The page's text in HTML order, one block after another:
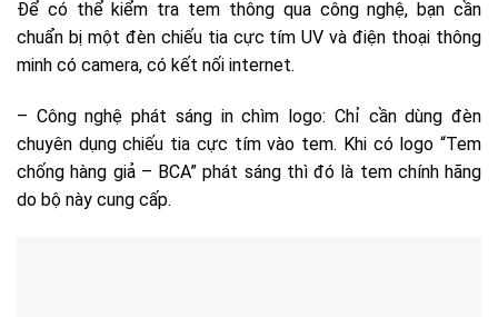
Để có thể kiểm tra tem thông qua công nghệ, bạn cần
chuẩn bị một đèn chiếu tia cực tím UV và điện thoại thông
minh có camera, có kết nối internet.
– Công nghệ phát sáng in chìm logo: Chỉ cần dùng đèn
chuyên dụng chiếu tia cực tím vào tem. Khi có logo “Tem
chống hàng giả – BCA” phát sáng thì đó là tem chính hãng
do bộ này cung cấp.